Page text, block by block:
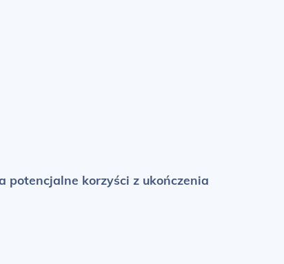
korzyści z ukończenia